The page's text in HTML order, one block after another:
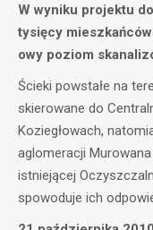
W wyniku projektu
tysięcy
owy poziom
Ścieki powstałe na
skierowane do
Koziegłowach,
aglomeracji
istniejącej
spowoduje ich